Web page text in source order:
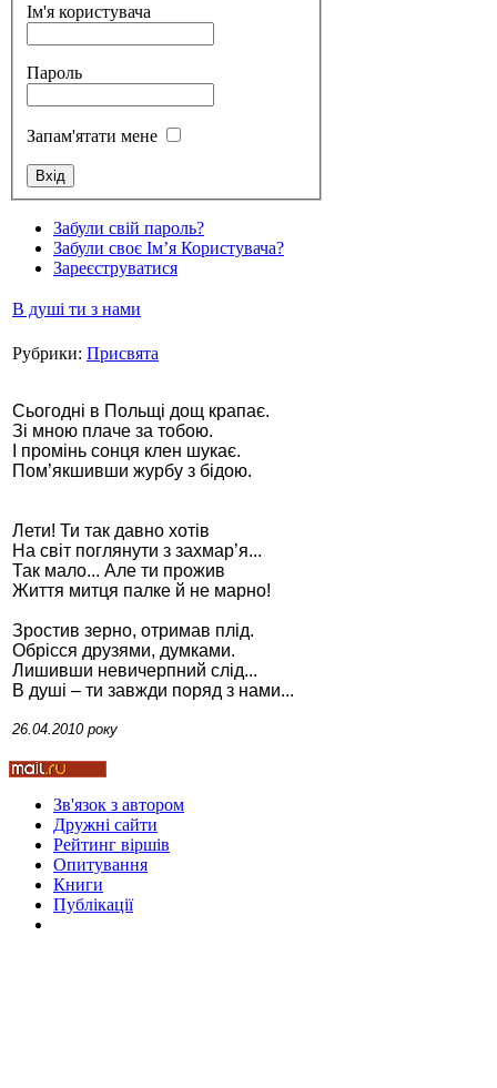
Стамбул 2010
Стамбул 2010
Стамбул 2010
Ім'я користувача
Пароль
Запам'ятати мене
Забули свій пароль?
Забули своє Ім’я Користувача?
Зареєструватися
В душі ти з нами
Рубрики: Присвята
Сьогодні в Польщі дощ крапає.
Зі мною плаче за тобою.
І промінь сонця клен шукає.
Пом’якшивши журбу з бідою.
Лети! Ти так давно хотів
На світ поглянути з захмар’я...
Так мало... Але ти прожив
Життя митця палке й не марно!
Зростив зерно, отримав плід.
Обрісся друзями, думками.
Лишивши невичерпний слід...
В душі – ти завжди поряд з нами...
26.04.2010 року
Зв'язок з автором
Дружні cайти
Рейтинг віршів
Опитування
Книги
Публікації